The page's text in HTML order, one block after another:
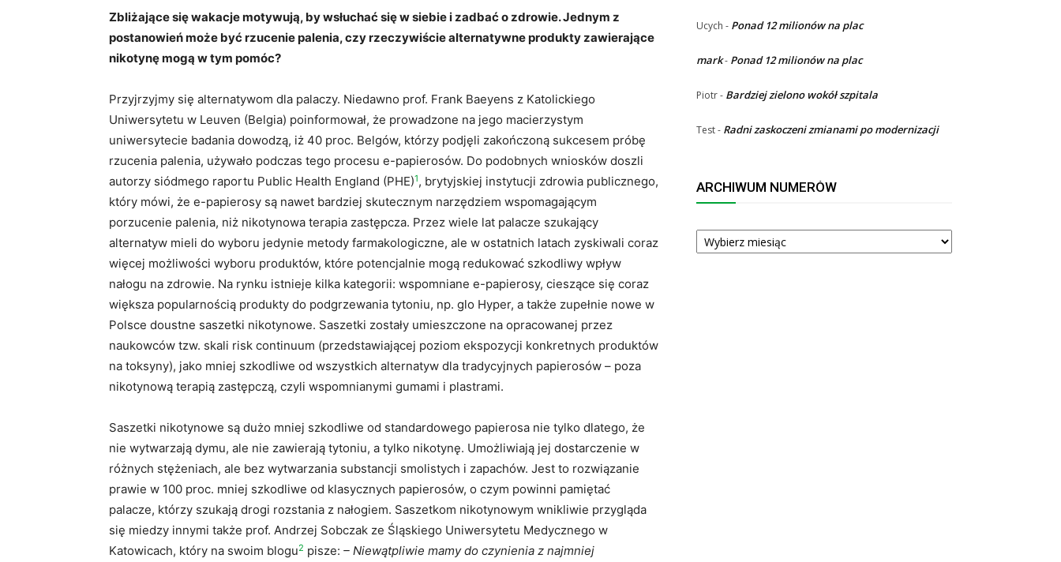
Zbliżające się wakacje motywują, by wsłuchać się w siebie i zadbać o zdrowie. Jednym z
postanowień może być rzucenie palenia, czy rzeczywiście alternatywne produkty zawierające
nikotynę mogą w tym pomóc?
Przyjrzyjmy się alternatywom dla palaczy. Niedawno prof. Frank Baeyens z Katolickiego
Uniwersytetu w Leuven (Belgia) poinformował, że prowadzone na jego macierzystym
uniwersytecie badania dowodzą, iż 40 proc. Belgów, którzy podjęli zakończoną sukcesem próbę
rzucenia palenia, używało podczas tego procesu e-papierosów. Do podobnych wniosków doszli
autorzy siódmego raportu Public Health England (PHE)1, brytyjskiej instytucji zdrowia publicznego,
który mówi, że e-papierosy są nawet bardziej skutecznym narzędziem wspomagającym
porzucenie palenia, niż nikotynowa terapia zastępcza. Przez wiele lat palacze szukający
alternatyw mieli do wyboru jedynie metody farmakologiczne, ale w ostatnich latach zyskiwali coraz
więcej możliwości wyboru produktów, które potencjalnie mogą redukować szkodliwy wpływ
nałogu na zdrowie. Na rynku istnieje kilka kategorii: wspomniane e-papierosy, cieszące się coraz
większa popularnością produkty do podgrzewania tytoniu, np. glo Hyper, a także zupełnie nowe w
Polsce doustne saszetki nikotynowe. Saszetki zostały umieszczone na opracowanej przez
naukowców tzw. skali risk continuum (przedstawiającej poziom ekspozycji konkretnych produktów
na toksyny), jako mniej szkodliwe od wszystkich alternatyw dla tradycyjnych papierosów – poza
nikotynową terapią zastępczą, czyli wspomnianymi gumami i plastrami.
Saszetki nikotynowe są dużo mniej szkodliwe od standardowego papierosa nie tylko dlatego, że
nie wytwarzają dymu, ale nie zawierają tytoniu, a tylko nikotynę. Umożliwiają jej dostarczenie w
różnych stężeniach, ale bez wytwarzania substancji smolistych i zapachów. Jest to rozwiązanie
prawie w 100 proc. mniej szkodliwe od klasycznych papierosów, o czym powinni pamiętać
palacze, którzy szukają drogi rozstania z nałogiem. Saszetkom nikotynowym wnikliwie przygląda
się miedzy innymi także prof. Andrzej Sobczak ze Śląskiego Uniwersytetu Medycznego w
Katowicach, który na swoim blogu2 pisze: – Niewątpliwie mamy do czynienia z najmniej
Ucych - Ponad 12 milionów na plac
mark- Ponad 12 milionów na plac
Piotr- Bardziej zielono wokół szpitala
Test- Radni zaskoczeni zmianami po modernizacji
ARCHIWUM NUMERÓW
ARCHIWUM
NUMERÓW